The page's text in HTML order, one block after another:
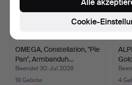
OMEGA, Constellation, "Pie
Pan", Armbanduh…
Beendet 30. Jul 2026
19 Gebote
4
Cookie-
Alle